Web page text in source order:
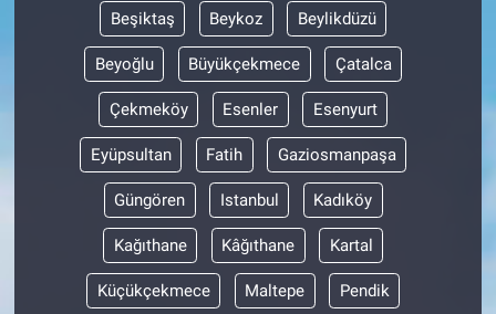
Beşiktaş Beykoz Beylikdüzü
Beyoğlu Büyükçekmece Çatalca
Çekmeköy Esenler Esenyurt
Eyüpsultan Fatih Gaziosmanpaşa
Güngören Istanbul Kadıköy
Kağıthane Kâğıthane Kartal
Küçükçekmece Maltepe Pendik